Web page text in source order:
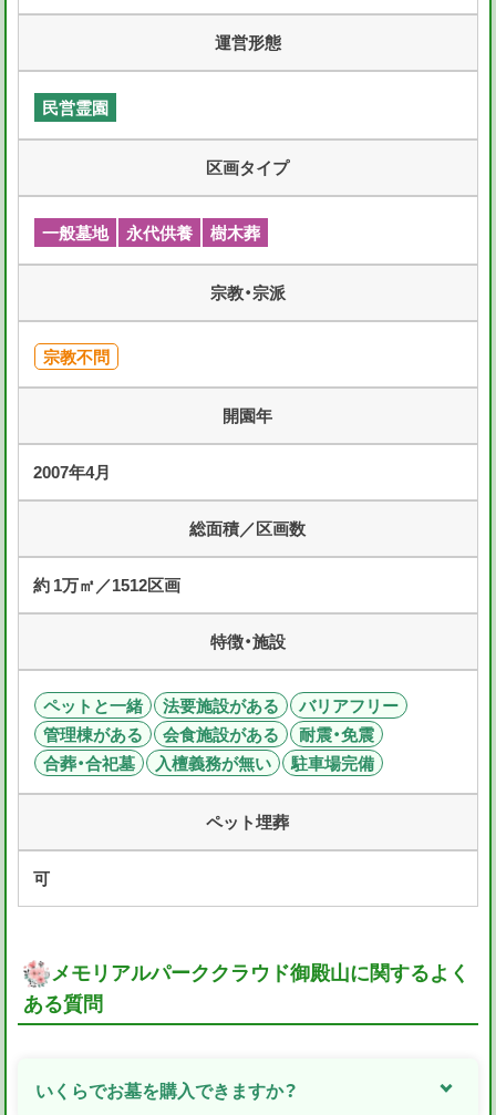
運営形態
民営霊園
区画タイプ
一般墓地 永代供養 樹木葬
宗教・宗派
宗教不問
開園年
2007年4月
総面積／区画数
約 1万㎡／1512区画
特徴・施設
ペットと一緒 法要施設がある
バリアフリー
管理棟がある
会食施設がある
耐震・免震
合葬・合祀墓
入檀義務が無い 駐車場完備
ペット埋葬
可
メモリアルパーククラウド御殿山に関するよく
ある質問
いくらでお墓を購入できますか？